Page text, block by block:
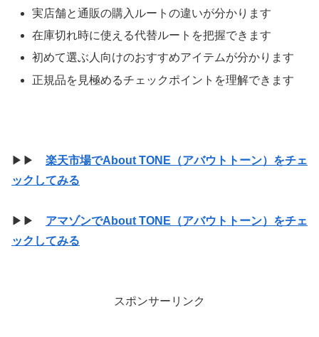
実店舗と通販の購入ルートの違いが分かります
在庫切れ時に使える代替ルートを把握できます
初めて選ぶ人向けのおすすめアイテムが分かります
正規品を見極めるチェックポイントを理解できます
▶▶ 楽天市場でAbout TONE（アバウトトーン）をチェ
ックしてみる
▶▶ アマゾンでAbout TONE（アバウトトーン）をチェ
ックしてみる
スポンサーリンク